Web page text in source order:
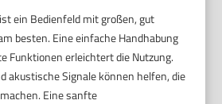
ein Bedienfeld mit großen, gut
besten. Eine einfache Handhabung
Funktionen erleichtert die Nutzung.
akustische Signale können helfen, die
Eine sanfte